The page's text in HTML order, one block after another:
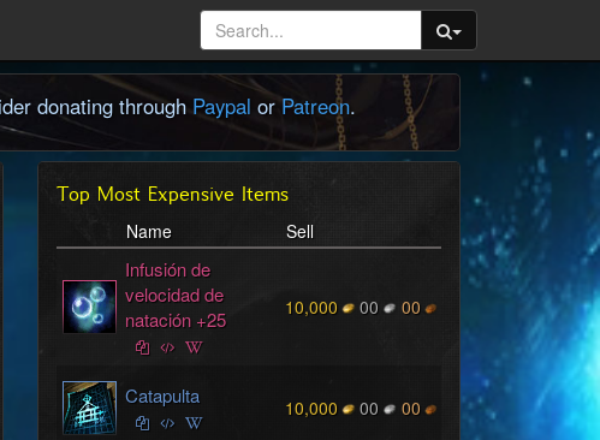
donating through Paypal or Patreon.
Top Most Expensive Items
Name Sell
Infusión de
velocidad de
natación +25
10,000 00 00
Catapulta 10,000 00 00